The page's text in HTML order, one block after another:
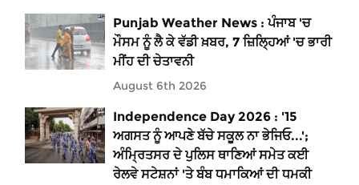
Punjab Weather News : ਪੰਜਾਬ 'ਚ
ਮੌਸਮ ਨੂੰ ਲੈ ਕੇ ਵੱਡੀ ਖ਼ਬਰ, 7 ਜ਼ਿਲ੍ਹਿਆਂ 'ਚ ਭਾਰੀ
ਮੀਂਹ ਦੀ ਚੇਤਾਵਨੀ
August 6th 2026
Independence Day 2026 : '15
ਅਗਸਤ ਨੂੰ ਆਪਣੇ ਬੱਚੇ ਸਕੂਲ ਨਾ ਭੇਜਿਓ...';
ਅੰਮ੍ਰਿਤਸਰ ਦੇ ਪੁਲਿਸ ਥਾਣਿਆਂ ਸਮੇਤ ਕਈ
ਰੇਲਵੇ ਸਟੇਸ਼ਨਾਂ 'ਤੇ ਬੰਬ ਧਮਾਕਿਆਂ ਦੀ ਧਮਕੀ